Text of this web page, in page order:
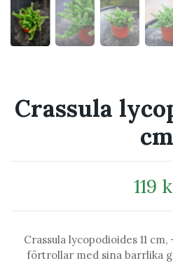
Crassula
cm
119
Crassula lycopodioides 11
förtrollar med sina barrlika